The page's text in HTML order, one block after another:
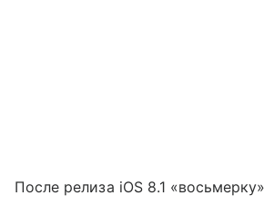
После релиза iOS 8.1 «восьмерку»